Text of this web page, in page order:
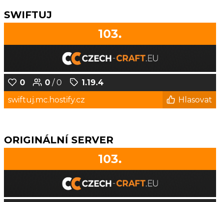
SWIFTUJ
103.
0 0 / 0
1.19.4
swiftuj.mc.hostify.cz
Hlasovat
ORIGINÁLNÍ SERVER
103.